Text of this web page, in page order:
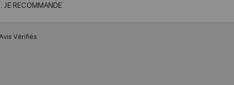
JE RECOMMANDE
Vérifiés